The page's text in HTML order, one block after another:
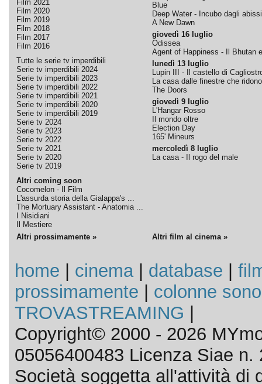
Film 2021
Film 2020
Film 2019
Film 2018
Film 2017
Film 2016
Tutte le serie tv imperdibili
Serie tv imperdibili 2024
Serie tv imperdibili 2023
Serie tv imperdibili 2022
Serie tv imperdibili 2021
Serie tv imperdibili 2020
Serie tv imperdibili 2019
Serie tv 2024
Serie tv 2023
Serie tv 2022
Serie tv 2021
Serie tv 2020
Serie tv 2019
Altri coming soon
Cocomelon - Il Film
L'assurda storia della Gialappa's ...
The Mortuary Assistant - Anatomia ...
I Nisidiani
Il Mestiere
Blue
Deep Water - Incubo dagli abissi
A New Dawn
giovedì 16 luglio
Odissea
Agent of Happiness - Il Bhutan
lunedì 13 luglio
Lupin III - Il castello di
La casa dalle finestre che ridono
The Doors
giovedì 9 luglio
L'Hangar Rosso
Il mondo oltre
Election Day
165' Mineurs
mercoledì 8 luglio
La casa - Il rogo del male
Altri prossimamente » Altri film al cinema »
home cinema| database
prossimamente
colonne
TROVASTREAMING
Copyright© 2000 - 2026
05056400483 Licenza Siae n.
Società soggetta all'attività di